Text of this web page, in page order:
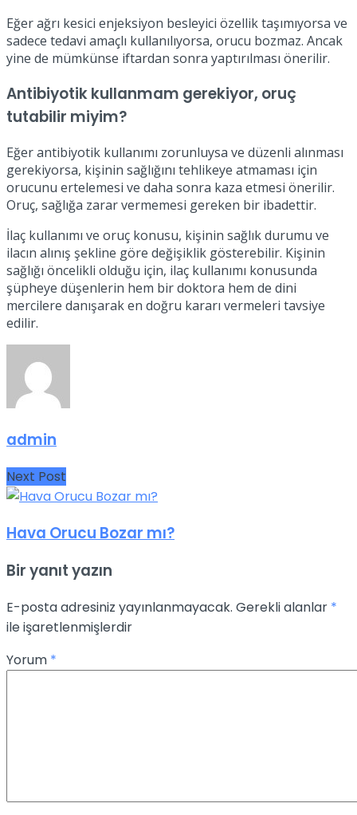
Eğer ağrı kesici enjeksiyon besleyici özellik taşımıyorsa ve
sadece tedavi amaçlı kullanılıyorsa, orucu bozmaz. Ancak
yine de mümkünse iftardan sonra yaptırılması önerilir.
Antibiyotik kullanmam gerekiyor, oruç
tutabilir miyim?
Eğer antibiyotik kullanımı zorunluysa ve düzenli alınması
gerekiyorsa, kişinin sağlığını tehlikeye atmaması için
orucunu ertelemesi ve daha sonra kaza etmesi önerilir.
Oruç, sağlığa zarar vermemesi gereken bir ibadettir.
İlaç kullanımı ve oruç konusu, kişinin sağlık durumu ve
ilacın alınış şekline göre değişiklik gösterebilir. Kişinin
sağlığı öncelikli olduğu için, ilaç kullanımı konusunda
şüpheye düşenlerin hem bir doktora hem de dini
mercilere danışarak en doğru kararı vermeleri tavsiye
edilir.
admin
Next Post
Hava Orucu Bozar mı?
Bir yanıt yazın
E-posta adresiniz yayınlanmayacak. Gerekli alanlar *
ile işaretlenmişlerdir
Yorum *